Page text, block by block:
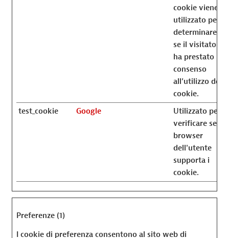
cookie viene
utilizzato per
determinare
se il visitatore
ha prestato il
consenso
all’utilizzo dei
cookie.
test_cookie Google
Utilizzato per
verificare se il
browser
dell'utente
supporta i
cookie.
Preferenze (1)
I cookie di preferenza consentono al sito web di